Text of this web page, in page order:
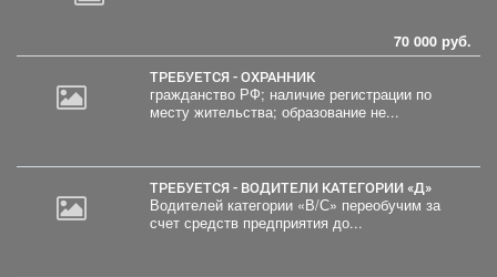
70 000 руб.
ТРЕБУЕТСЯ - ОХРАННИК
гражданство РФ; наличие регистрации по
месту жительства; образование не...
ТРЕБУЕТСЯ - ВОДИТЕЛИ КАТЕГОРИИ «Д»
Водителей категории «В/С» переобучим за
счет средств предприятия до...